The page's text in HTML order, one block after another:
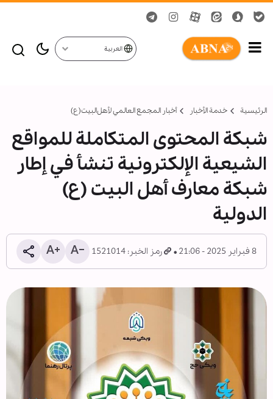
العربية
الرئيسية خدمة الأخبار أخبار المجمع العالمي لأهل‌البيت(ع)
شبكة المحتوى المتكاملة للمواقع
الشيعية الإلكترونية تنشأ في إطار
شبكة معارف أهل البيت (ع)
الدولية
8 فبراير 2025 - 21:06 رمز الخبر: 1521014